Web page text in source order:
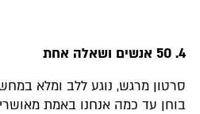
4. 50 אנשים ושאלה אחת
סרטון מרגש, נוגע ללב ומלא
בוחן עד כמה אנחנו באמת